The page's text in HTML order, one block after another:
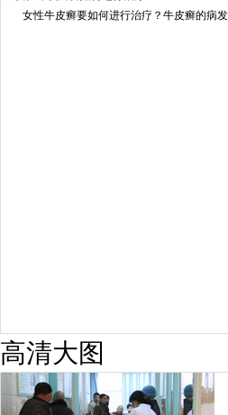
我要咨询 我要预约
女性牛皮癣要如何进行治疗？牛皮癣的病发
高清大图